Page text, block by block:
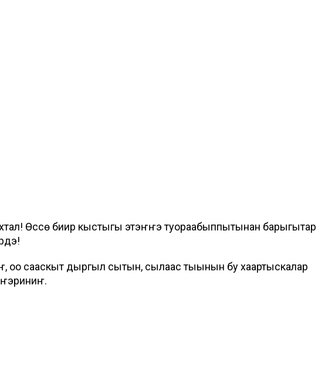
Өссө биир кыстыгы этэҥҥэ туораабыппытынан барыгытар
оҕо сааскыт дыргыл сытын, сылаас тыынын бу хаартыскалар